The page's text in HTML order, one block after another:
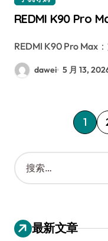
REDMI K90 Pro
REDMI K90 Pro Max
dawei 5 月 13,
文
章
分
1
搜
索
：
最新文章